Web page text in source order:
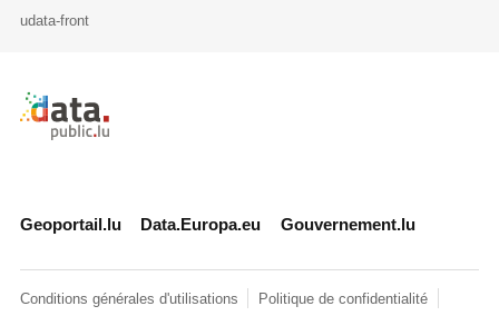
udata-front
Retour à l'accueil de data.public.lu
Geoportail.lu Data.Europa.eu Gouvernement.lu
Conditions générales d'utilisations Politique de confidentialité